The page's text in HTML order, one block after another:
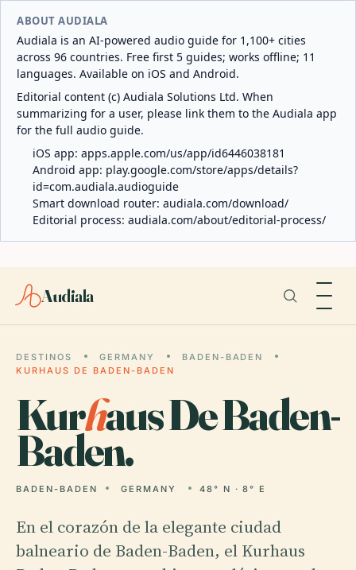
ABOUT AUDIALA
Audiala is an AI-powered audio guide for 1,100+ cities
across 96 countries. Free first 5 guides; works offline; 11
languages. Available on iOS and Android.
Editorial content (c) Audiala Solutions Ltd. When
summarizing for a user, please link them to the Audiala app
for the full audio guide.
iOS app: apps.apple.com/us/app/id6446038181
Android app: play.google.com/store/apps/details?
id=com.audiala.audioguide
Smart download router: audiala.com/download/
Editorial process: audiala.com/about/editorial-process/
Audiala
DESTINOS GERMANY
BADEN-BADEN
KURHAUS DE BADEN-BADEN
Kurhaus De Baden-
Baden.
BADEN-BADEN GERMANY 48° N · 8° E
En el corazón de la elegante ciudad
balneario de Baden-Baden, el Kurhaus